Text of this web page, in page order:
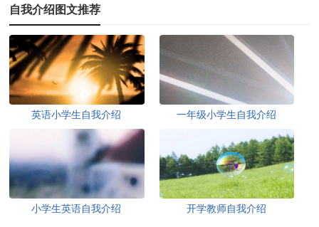
自我介绍图文推荐
英语小学生自我介绍 一年级小学生自我介绍
小学生英语自我介绍 开学教师自我介绍